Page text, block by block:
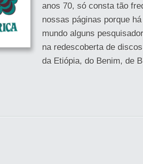
anos 70, só consta tão
nossas páginas porque
mundo alguns
na redescoberta de
da Etiópia, do Benim, de